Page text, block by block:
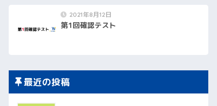
2021年8月12日
第1回確認テスト
最近の投稿